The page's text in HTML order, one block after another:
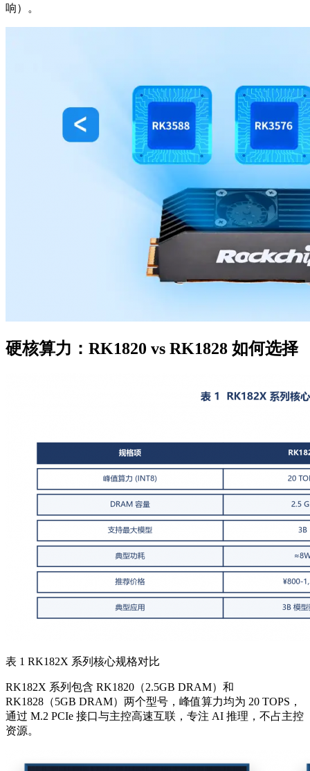
响）。
硬核算力：RK1820 vs RK1828 如何选择
表 1 RK182X 系列核心规格对比
RK182X 系列包含 RK1820（2.5GB DRAM）和
RK1828（5GB DRAM）两个型号，峰值算力均为 20 TOPS，
通过 M.2 PCIe 接口与主控高速互联，专注 AI 推理，不占主控
资源。